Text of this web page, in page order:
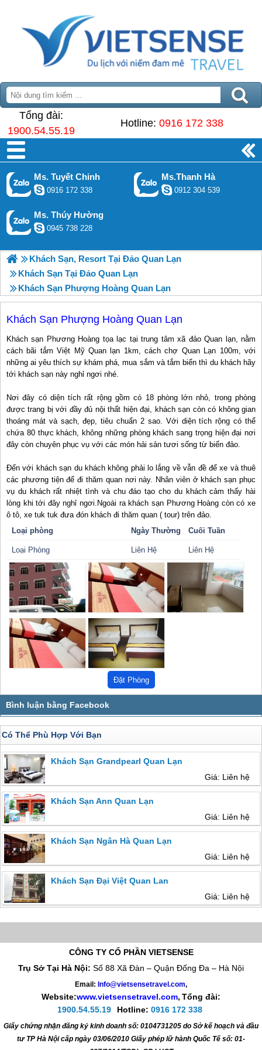
Tổng đài:
1900.54.55.19
Hotline: 0916 172 338
Ms. Tuyết Chinh
0916 172 338
Ms.Thanh Hà
0912 304 539
Ms. Thúy Hường
0945 738 228
Khách Sạn, Resort Tại Đảo Quan Lạn
Khách Sạn Tại Đảo Quan Lạn
Khách Sạn Phượng Hoàng Quan Lạn
Khách Sạn Phượng Hoàng Quan Lạn
Khách sạn Phương Hoàng tọa lạc tại trung tâm xã đảo Quan lạn, nằm
cách bãi tắm Việt Mỹ Quan lạn 1km, cách chợ Quan Lạn 100m, với
những ai yêu thích sự khám phá, mua sắm và tắm biển thì du khách hãy
tới khách sạn này nghỉ ngơi nhé.
Nơi đây có diện tích rất rộng gồm có 18 phòng lớn nhỏ, trong phòng
được trang bị với đầy đủ nội thất hiện đại, khách sạn còn có không gian
thoáng mát và sạch, đẹp, tiêu chuẩn 2 sao. Với diện tích rộng có thể
chứa 80 thực khách, không những phòng khách sang trọng hiện đại nơi
đây còn chuyên phục vụ với các món hải sản tươi sống từ biển đảo.
Đến với khách sạn du khách không phải lo lắng về vẫn đề để xe và thuê
các phương tiện để đi thăm quan nơi này. Nhân viên ở khách sạn phục
vụ du khách rất nhiệt tình và chu đáo tạo cho du khách cảm thấy hài
lòng khi tới đây nghỉ ngơi.Ngoài ra khách sạn Phương Hoàng còn có xe
ô tô, xe tuk tuk đưa đón khách đi thăm quan ( tour) trên đảo.
Loại phòng
Ngày Thường Cuối Tuần
Loại Phòng Liên Hệ Liên Hệ
Có Thể Phù Hợp Với Bạn
Khách Sạn Grandpearl Quan Lạn
Giá: Liên hệ
Khách Sạn Ann Quan Lạn
Giá: Liên hệ
Khách Sạn Ngân Hà Quan Lạn
Giá: Liên hệ
Khách Sạn Đại Việt Quan Lan
Giá: Liên hệ
CÔNG TY CỔ PHẦN VIETSENSE
Trụ Sở Tại Hà Nội: Số 88 Xã Đàn – Quận Đống Đa – Hà Nội
Email: Info@vietsensetravel.com,
Website:www.vietsensetravel.com, Tổng đài:
1900.54.55.19
Hotline: 0916 172 338
Giấy chứng nhận đăng ký kinh doanh số: 0104731205 do Sở kế hoạch và đầu
tư TP Hà Nội cấp ngày 03/06/2010 Giấy phép lữ hành Quốc Tế số: 01-